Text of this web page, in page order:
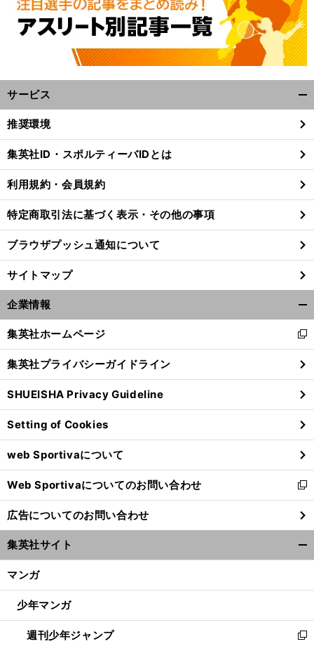
サービス
閉
る
推奨環境
集英社ID・スポルティーバIDとは
利用規約・会員規約
特定商取引法に基づく表示・その他の事項
ブラウザプッシュ通知について
サイトマップ
企業情報
閉
る
集英社ホームページ
新
し
い
ウ
ィ
ン
ド
ウ
で
開
く
集英社プライバシーガイドライン
SHUEISHA Privacy Guideline
Setting of Cookies
web Sportivaについて
Web Sportivaについてのお問い合わせ
新
し
い
ウ
ィ
ン
ウ
開
く
広告についてのお問い合わせ
集英社サイト
マンガ
少年マンガ
週刊少年ジャンプ
新